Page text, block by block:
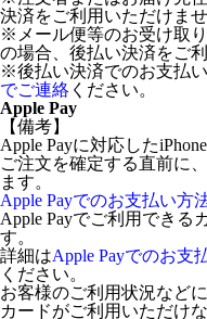
決済をご利用いただけませ
※メール便等のお受け取
の場合、後払い決済をご
※後払い決済でのお支払
でご連絡 ください。
Apple Pay
【備考】
Apple Payに対応した
ご注文を確定する直前に
ます。
Apple Payでのお支払い方
Apple Payでご利用できる
す。
詳細はApple Payでのお支
ください。
お客様のご利用状況など
カードがご利用いただけ